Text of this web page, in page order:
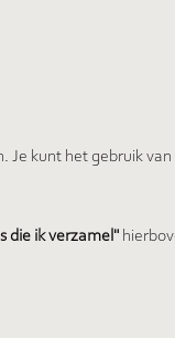
kunt het gebruik
die ik verzamel"